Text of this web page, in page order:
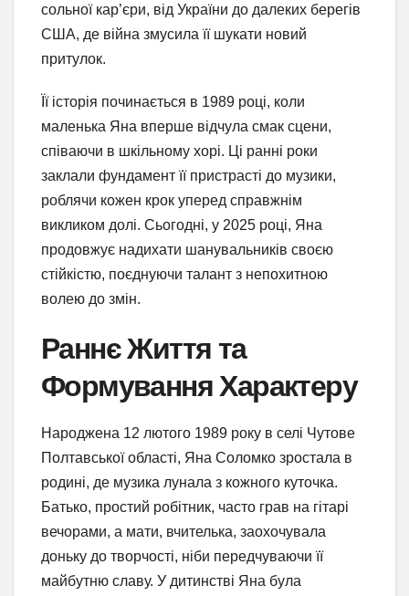
сольної кар’єри, від України до далеких берегів
США, де війна змусила її шукати новий
притулок.
Її історія починається в 1989 році, коли
маленька Яна вперше відчула смак сцени,
співаючи в шкільному хорі. Ці ранні роки
заклали фундамент її пристрасті до музики,
роблячи кожен крок уперед справжнім
викликом долі. Сьогодні, у 2025 році, Яна
продовжує надихати шанувальників своєю
стійкістю, поєднуючи талант з непохитною
волею до змін.
Раннє Життя та
Формування Характеру
Народжена 12 лютого 1989 року в селі Чутове
Полтавської області, Яна Соломко зростала в
родині, де музика лунала з кожного куточка.
Батько, простий робітник, часто грав на гітарі
вечорами, а мати, вчителька, заохочувала
доньку до творчості, ніби передчуваючи її
майбутню славу. У дитинстві Яна була